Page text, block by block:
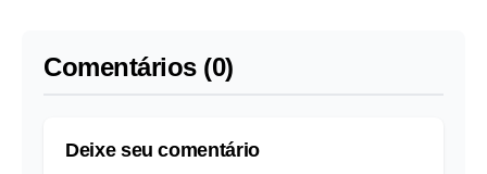
Comentários (0)
Deixe seu comentário